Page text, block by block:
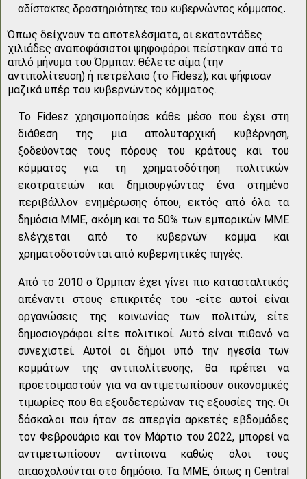
αδίστακτες δραστηριότητες του κυβερνώντος κόμματος.
Όπως δείχνουν τα αποτελέσματα, οι εκατοντάδες
χιλιάδες αναποφάσιστοι ψηφοφόροι πείστηκαν από το
απλό μήνυμα του Όρμπαν: θέλετε αίμα (την
αντιπολίτευση) ή πετρέλαιο (το Fidesz); και ψήφισαν
μαζικά υπέρ του κυβερνώντος κόμματος.
Το Fidesz χρησιμοποίησε κάθε μέσο που έχει στη
διάθεση της μια απολυταρχική κυβέρνηση,
ξοδεύοντας τους πόρους του κράτους και του
κόμματος για τη χρηματοδότηση πολιτικών
εκστρατειών και δημιουργώντας ένα στημένο
περιβάλλον ενημέρωσης όπου, εκτός από όλα τα
δημόσια ΜΜΕ, ακόμη και το 50% των εμπορικών ΜΜΕ
ελέγχεται από το κυβερνών κόμμα και
χρηματοδοτούνται από κυβερνητικές πηγές.
Από το 2010 ο Όρμπαν έχει γίνει πιο κατασταλτικός
απέναντι στους επικριτές του -είτε αυτοί είναι
οργανώσεις της κοινωνίας των πολιτών, είτε
δημοσιογράφοι είτε πολιτικοί. Αυτό είναι πιθανό να
συνεχιστεί. Αυτοί οι δήμοι υπό την ηγεσία των
κομμάτων της αντιπολίτευσης, θα πρέπει να
προετοιμαστούν για να αντιμετωπίσουν οικονομικές
τιμωρίες που θα εξουδετερώναν τις εξουσίες της. Οι
δάσκαλοι που ήταν σε απεργία αρκετές εβδομάδες
τον Φεβρουάριο και τον Μάρτιο του 2022, μπορεί να
αντιμετωπίσουν αντίποινα καθώς όλοι τους
απασχολούνται στο δημόσιο. Τα ΜΜΕ, όπως η Central